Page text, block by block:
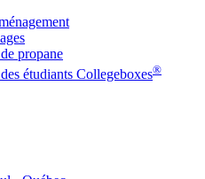
propane
étudiants Collegeboxes®